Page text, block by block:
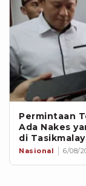
Permintaan
Ada Nakes
di
Nasional 6/08/